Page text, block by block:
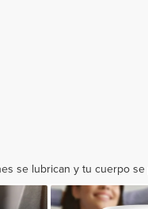
se lubrican y tu cuerpo